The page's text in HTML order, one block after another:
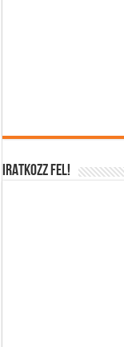
IRATKOZZ FEL!